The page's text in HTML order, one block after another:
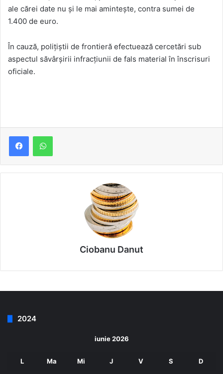
ale cărei date nu și le mai amintește, contra sumei de
1.400 de euro.
În cauză, poliţiştii de frontieră efectuează cercetări sub
aspectul săvârşirii infracţiunii de fals material în înscrisuri
oficiale.
Ciobanu Danut
2024
iunie 2026
L Ma Mi J V S D